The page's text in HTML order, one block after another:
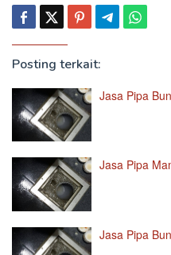
Posting terkait:
Jasa Pipa
Jasa Pipa
Jasa Pipa